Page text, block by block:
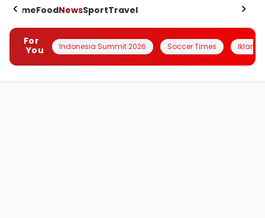
HomeFoodNewsSportTravel
For
You
Indonesia Summit 2026 Soccer Times Iklanin